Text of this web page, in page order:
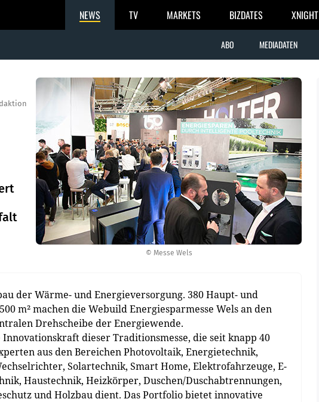
NEWS TV MARKETS BIZDATES XNIGHT
ABO MEDIADATEN
© Messe Wels
der Wärme- und Energieversorgung. 380 Haupt- und
m² machen die Webuild Energiesparmesse Wels an den
Drehscheibe der Energiewende.
dieser Traditionsmesse, die seit knapp 40
aus den Bereichen Photovoltaik, Energietechnik,
Solartechnik, Smart Home, Elektrofahrzeuge, E-
Haustechnik, Heizkörper, Duschen/Duschabtrennungen,
und Holzbau dient. Das Portfolio bietet innovative